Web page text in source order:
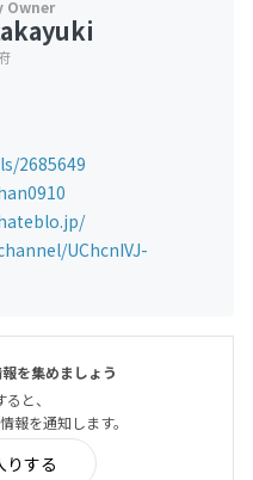
2685649
UChcnIVJ-
を集めましょう
と、
報を通知します。
りする